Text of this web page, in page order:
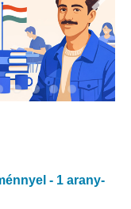
- 1 arany-